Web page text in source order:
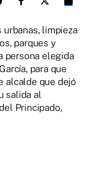
limpieza
parques y
persona elegida
para que
alcalde que dejó
salida al
Principado,